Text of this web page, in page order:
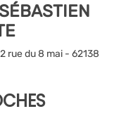
rue du 8 mai - 62138